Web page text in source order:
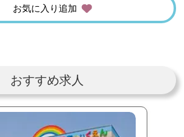
お気に入り追加
おすすめ求人